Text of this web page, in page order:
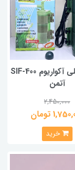
فیلتر داخلی آکواریوم SIF-400
آتمن
2,450,000
تومان
خرید